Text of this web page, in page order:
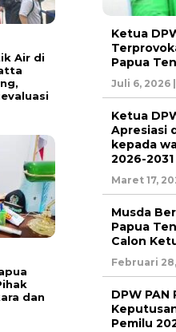
Air di
dan
Ketua
Papua
Juli 6, 2026
Ketua
Apresiasi
kepada
2026-2031
Maret 17,
Musda
Papua
Calon
Februari 28,
DPW
Pemilu